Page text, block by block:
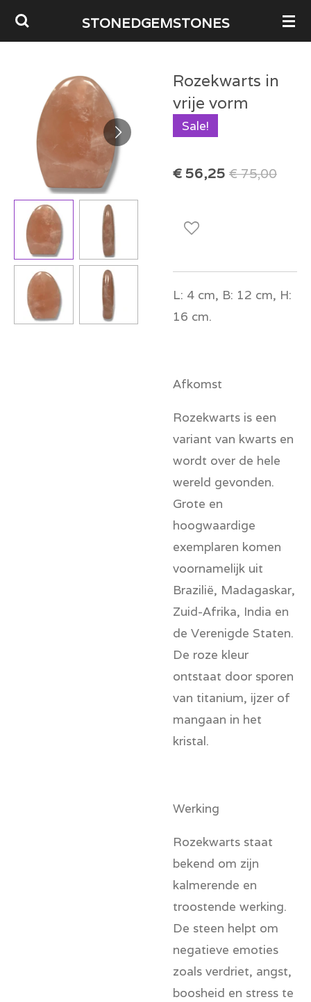
Ga
direct
hoofdinhoud
STONEDGEMSTONES
Rozekwarts in
vrije vorm
Sale!
€ 56,25 € 75,00
L: 4 cm, B: 12 cm, H:
16 cm.
Afkomst
Rozekwarts is een
variant van kwarts en
wordt over de hele
wereld gevonden.
Grote en
hoogwaardige
exemplaren komen
voornamelijk uit
Brazilië, Madagaskar,
Zuid-Afrika, India en
de Verenigde Staten.
De roze kleur
ontstaat door sporen
van titanium, ijzer of
mangaan in het
kristal.
Werking
Rozekwarts staat
bekend om zijn
kalmerende en
troostende werking.
De steen helpt om
negatieve emoties
zoals verdriet, angst,
boosheid en stress te